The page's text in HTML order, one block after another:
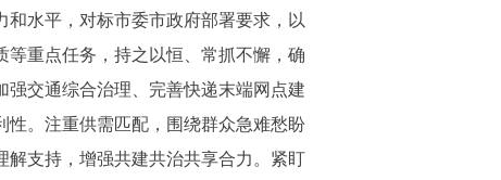
水平，对标市委市政府部署要求，以
重点任务，持之以恒、常抓不懈，确
交通综合治理、完善快递末端网点建
。注重供需匹配，围绕群众急难愁盼
解支持，增强共建共治共享合力。紧盯